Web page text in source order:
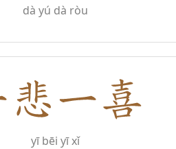
dà yú dà ròu
yī bēi yī xǐ